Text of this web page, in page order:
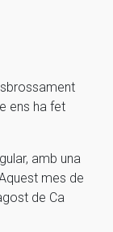
ens ha fet
amb una
mes de
de Ca